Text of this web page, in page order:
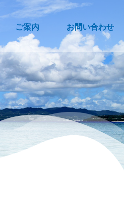
ご案内 お問い合わせ